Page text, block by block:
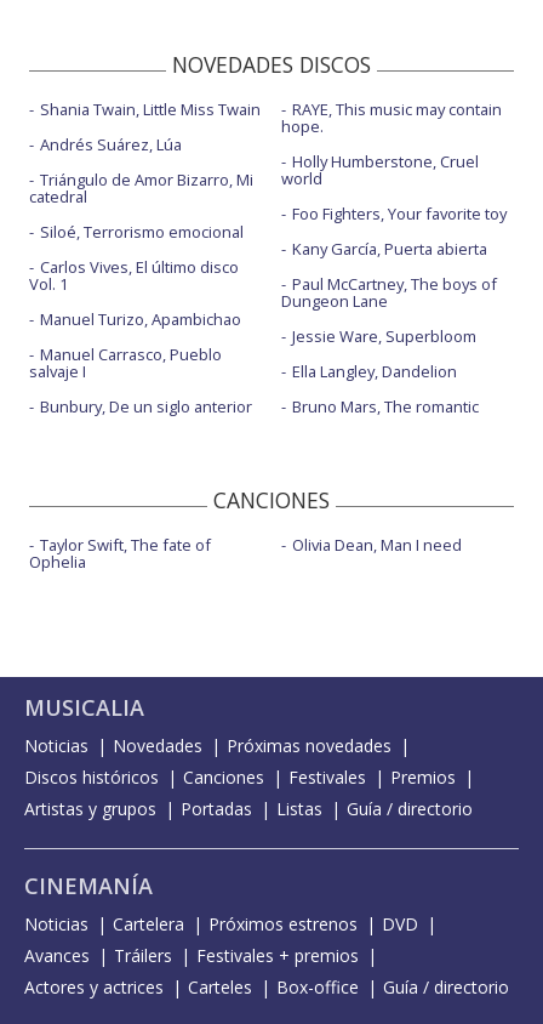
NOVEDADES DISCOS
Shania Twain, Little Miss Twain
Andrés Suárez, Lúa
Triángulo de Amor Bizarro, Mi
catedral
Siloé, Terrorismo emocional
Carlos Vives, El último disco
Vol. 1
Manuel Turizo, Apambichao
Manuel Carrasco, Pueblo
salvaje I
Bunbury, De un siglo anterior
RAYE, This music may contain
hope.
Holly Humberstone, Cruel
world
Foo Fighters, Your favorite toy
Kany García, Puerta abierta
Paul McCartney, The boys of
Dungeon Lane
Jessie Ware, Superbloom
Ella Langley, Dandelion
Bruno Mars, The romantic
CANCIONES
Taylor Swift, The fate of
Ophelia
Olivia Dean, Man I need
MUSICALIA
Noticias Novedades
Próximas novedades
Discos históricos
Canciones Festivales
Premios
Artistas y grupos
Portadas Listas Guía / directorio
CINEMANÍA
Noticias Cartelera Próximos estrenos
DVD
Avances
Tráilers
Festivales + premios
Actores y actrices
Carteles Box-office Guía / directorio